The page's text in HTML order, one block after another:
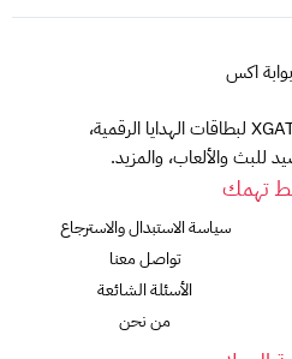
موسوعة بوابة إكس | XGATE لبطاقات الهدايا الرقمية،
للبث والألعاب، والمزيد.
تهمك
سياسة الاستبدال والاسترجاع
تواصل معنا
الأسئلة الشائعة
من نحن